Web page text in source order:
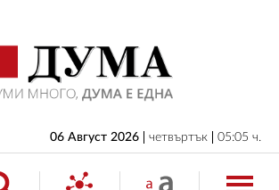
06 Август 2026 четвъртък 05:05 ч.
БЪЛГАРИЯ
ИКОНОМИКА
ИЗБОРИ
СВЯТ